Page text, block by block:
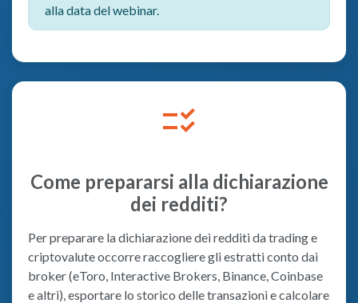
alla data del webinar.
checklist_rtl
Come prepararsi alla dichiarazione
dei redditi?
Per preparare la dichiarazione dei redditi da trading e
criptovalute occorre raccogliere gli estratti conto dai
broker (eToro, Interactive Brokers, Binance, Coinbase
e altri), esportare lo storico delle transazioni e calcolare